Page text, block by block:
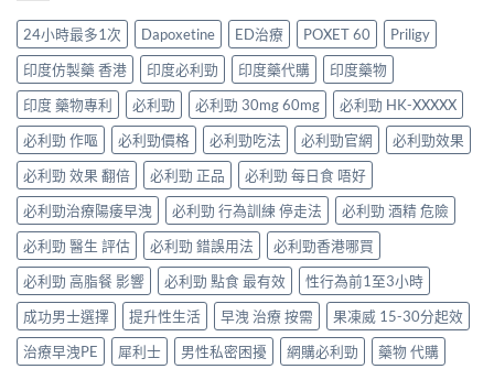
與
療
效
評
估〉
中
用
條
件、
風
險
與
安
全
指
南〉
中
何
同
時
解
決
勃
起
功
能
障
礙
與
早
洩〉
中
夠？
破
解
「劑
量
尷
尬」
的
三
種
解
法
與
替
代
方
案〉
中
完
整
解
析：
雙
效
果
凍
威、
西
地
那
非
＋
達
泊
西
汀
一
24小時最多1次 Dapoxetine ED治療 POXET 60
Priligy
印度仿製藥 香港
印度必利勁 印度藥代購
印度藥物
印度 藥物專利
必利勁 必利勁 30mg 60mg
必利勁 HK-XXXXX
必利勁 作嘔
必利勁價格 必利勁吃法 必利勁官網
必利勁效果
必利勁 效果 翻倍
必利勁 正品
必利勁 每日食 唔好
必利勁治療陽痿早洩
必利勁 行為訓練 停走法
必利勁 酒精 危險
必利勁 醫生 評估
必利勁 錯誤用法
必利勁香港哪買
必利勁 高脂餐 影響
必利勁 點食 最有效
性行為前1至3小時
成功男士選擇
提升性生活 早洩 治療 按需
果凍威 15-30分起效
治療早洩PE
犀利士 男性私密困擾 網購必利勁
藥物 代購